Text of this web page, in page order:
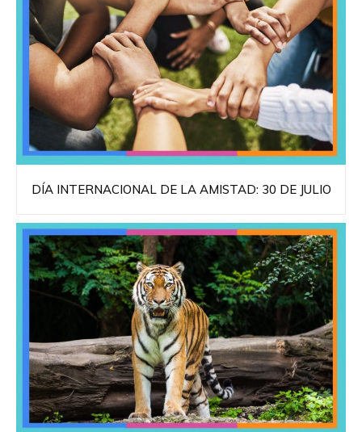
DÍA INTERNACIONAL DE LA AMISTAD: 30 DE JULIO